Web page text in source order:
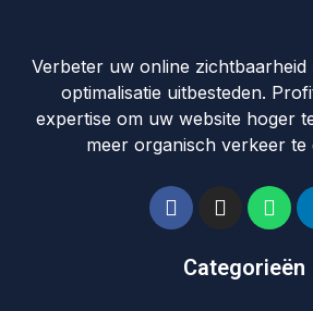
Verbeter uw online zichtbaarheid
optimalisatie uitbesteden.
expertise om uw website hoger
meer organisch verkeer te
Categorieën